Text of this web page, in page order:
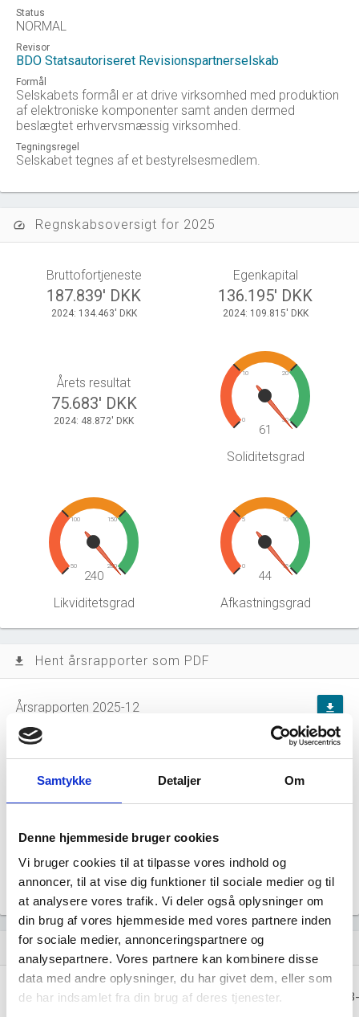
Samtykke Detaljer Om
Denne hjemmeside bruger cookies
Vi bruger cookies til at tilpasse vores indhold og
annoncer, til at vise dig funktioner til sociale medier og til
at analysere vores trafik. Vi deler også oplysninger om
din brug af vores hjemmeside med vores partnere inden
for sociale medier, annonceringspartnere og
analysepartnere. Vores partnere kan kombinere disse
data med andre oplysninger, du har givet dem, eller som
de har indsamlet fra din brug af deres tjenester.
Status
NORMAL
Revisor
BDO Statsautoriseret Revisionspartnerselskab
Formål
Selskabets formål er at drive virksomhed med produktion
af elektroniske komponenter samt anden dermed
beslægtet erhvervsmæssig virksomhed.
Tegningsregel
Selskabet tegnes af et bestyrelsesmedlem.
speed Regnskabsoversigt for 2025
Bruttofortjeneste
187.839' DKK
2024: 134.463' DKK
Egenkapital
136.195' DKK
2024: 109.815' DKK
Årets resultat
75.683' DKK
2024: 48.872' DKK 0
10 20
30
61
Soliditetsgrad
50
100 150
200
240
Likviditetsgrad
0
5 10
15
44
Afkastningsgrad
file_download Hent årsrapporter som PDF
Årsrapporten 2025-12 file_download
Årsrapporten 2024-12
Årsrapporten 2023-12
Årsrapporten 2023-12
Årsrapporten 2022-12 file_download
assignment Regnskaber
Resultat i 1000
DKK
2025-12 2024-12 2023-12